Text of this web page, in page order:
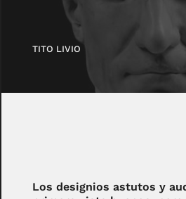
TITO LIVIO
Los designios astutos y